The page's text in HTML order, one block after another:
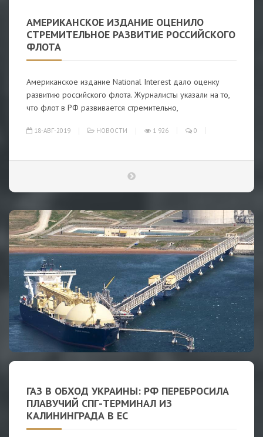
АМЕРИКАНСКОЕ ИЗДАНИЕ ОЦЕНИЛО
СТРЕМИТЕЛЬНОЕ РАЗВИТИЕ РОССИЙСКОГО
ФЛОТА
Американское издание National Interest дало оценку
развитию российского флота. Журналисты указали на то,
что флот в РФ развивается стремительно,
18-АВГ-2019 НОВОСТИ 1 926 0
ГАЗ В ОБХОД УКРАИНЫ: РФ ПЕРЕБРОСИЛА
ПЛАВУЧИЙ СПГ-ТЕРМИНАЛ ИЗ
КАЛИНИНГРАДА В ЕС